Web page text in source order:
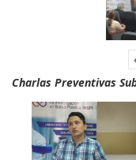
Charlas Preventivas